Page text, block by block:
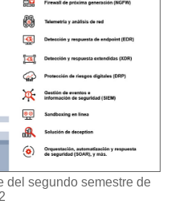
del segundo semestre de